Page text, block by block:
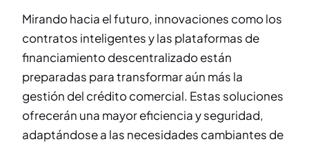
Mirando hacia el futuro, innovaciones como los
contratos inteligentes y las plataformas de
financiamiento descentralizado están
preparadas para transformar aún más la
gestión del crédito comercial. Estas soluciones
ofrecerán una mayor eficiencia y seguridad,
adaptándose a las necesidades cambiantes de